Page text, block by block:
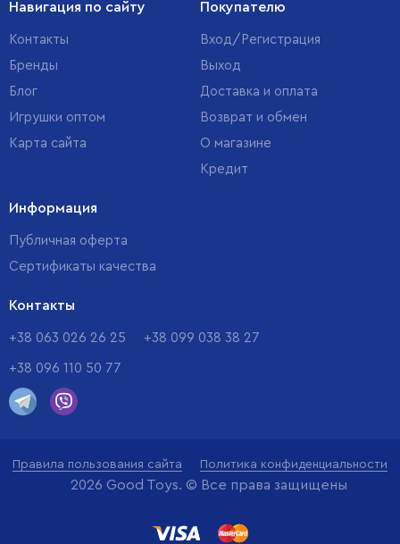
Навигация по сайту
Контакты
Бренды
Блог
Игрушки оптом
Карта сайта
Покупателю
Вход/Регистрация
Выход
Доставка и оплата
Возврат и обмен
О магазине
Кредит
Информация
Публичная оферта
Сертификаты качества
Контакты
+38 063 026 26 25 +38 099 038 38 27
+38 096 110 50 77
Правила пользования сайта Политика конфиденциальности
2026 Good Toys. © Все права защищены